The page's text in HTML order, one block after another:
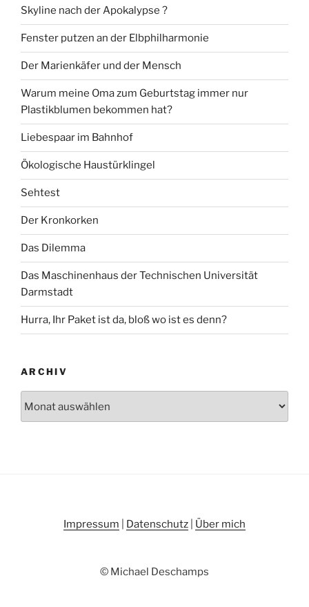
Skyline nach der Apokalypse ?
Fenster putzen an der Elbphilharmonie
Der Marienkäfer und der Mensch
Warum meine Oma zum Geburtstag immer nur
Plastikblumen bekommen hat?
Liebespaar im Bahnhof
Ökologische Haustürklingel
Sehtest
Der Kronkorken
Das Dilemma
Das Maschinenhaus der Technischen Universität
Darmstadt
Hurra, Ihr Paket ist da, bloß wo ist es denn?
ARCHIV
Impressum Datenschutz Über mich
© Michael Deschamps